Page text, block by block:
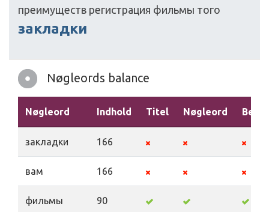
преимуществ регистрация фильмы того
закладки
Nøgleords balance
Nøgleord Indhold Titel Nøgleord
закладки 166
вам 166
фильмы 90